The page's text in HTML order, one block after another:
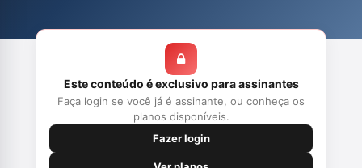
Este conteúdo é exclusivo para assinantes
Faça login se você já é assinante, ou conheça os
planos disponíveis.
Fazer login